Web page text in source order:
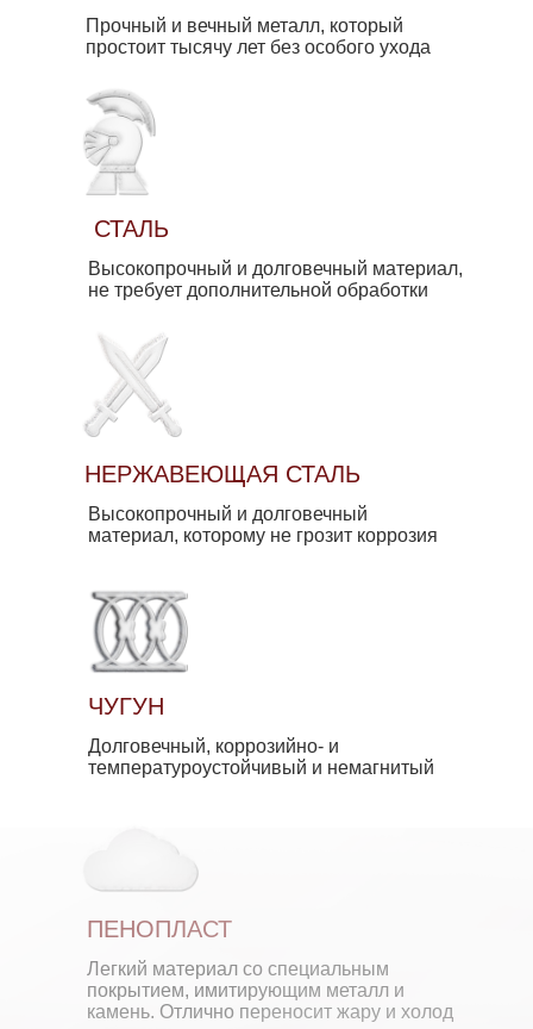
ПЕНОПЛАСТ
СТАЛЬ
НЕРЖАВЕЮЩАЯ СТАЛЬ
ЧУГУН
Прочный и вечный металл, который
простоит тысячу лет без особого ухода
Легкий материал со специальным
покрытием, имитирующим металл и
камень. Отлично переносит жару и холод
Высокопрочный и долговечный материал,
не требует дополнительной обработки
Высокопрочный и долговечный
материал, которому не грозит коррозия
Долговечный, коррозийно- и
температуроустойчивый и немагнитый